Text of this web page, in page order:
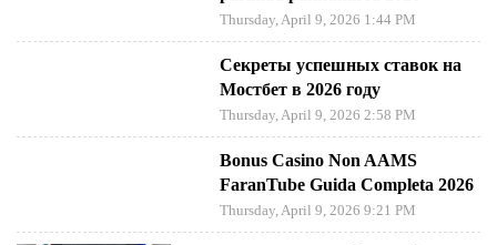
Thursday, April 9, 2026 1:44 PM
Секреты успешных ставок на
Мостбет в 2026 году
Thursday, April 9, 2026 2:58 PM
Bonus Casino Non AAMS
FaranTube Guida Completa 2026
Thursday, April 9, 2026 9:21 PM